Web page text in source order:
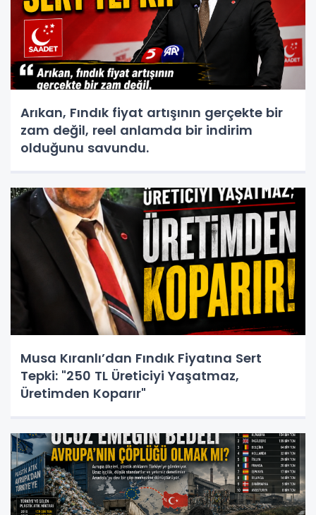
Arıkan, Fındık fiyat artışının gerçekte bir
zam değil, reel anlamda bir indirim
olduğunu savundu.
Musa Kıranlı’dan Fındık Fiyatına Sert
Tepki: "250 TL Üreticiyi Yaşatmaz,
Üretimden Koparır"